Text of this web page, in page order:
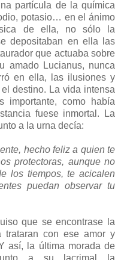
partícula de la química
potasio… en el ánimo
de ella, no sólo la
depositaban en ella las
que actuaba sobre
amado Lucianus, nunca
en ella, las ilusiones y
destino. La vida intensa
como había
fuese inmortal. La
a la urna decía:
hecho feliz a quien te
protectoras, aunque no
los tiempos, te acicalen
puedan observar tu
que se encontrase la
trataran con ese amor y
así, la última morada de
junto a su lacrimal la